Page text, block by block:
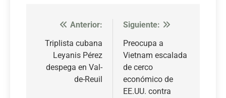
Navegación
de
entradas
Anterior:
Triplista cubana
Leyanis Pérez
despega en Val-
de-Reuil
Siguiente:
Preocupa a
Vietnam escalada
de cerco
económico de
EE.UU. contra